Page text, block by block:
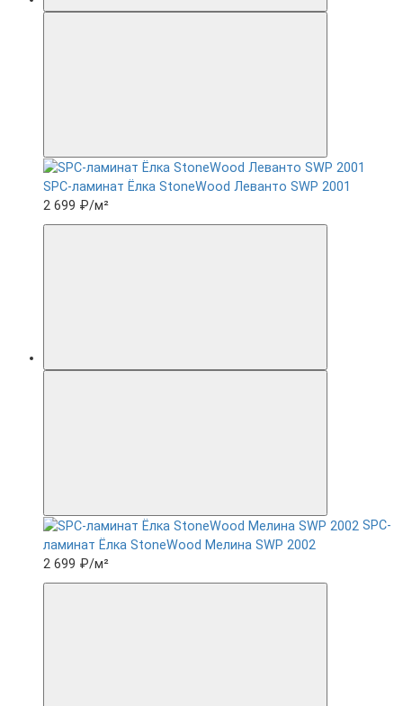
SPC-ламинат Ëлка StoneWood Леванто SWP 2001
2 699 ₽/м²
SPC-
ламинат Ëлка StoneWood Мелина SWP 2002
2 699 ₽/м²